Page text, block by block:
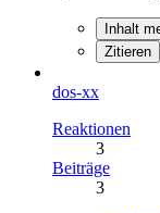
Inhalt
Zitieren
dos-xx
Reaktionen
3
Beiträge
3